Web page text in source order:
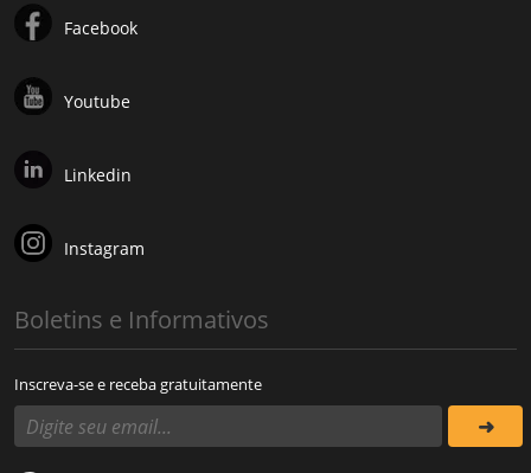
Facebook
Youtube
Linkedin
Instagram
Boletins e Informativos
Inscreva-se e receba gratuitamente